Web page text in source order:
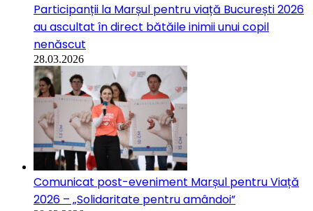
Participanții la Marșul pentru viață București 2026
au ascultat în direct bătăile inimii unui copil
nenăscut
28.03.2026
Comunicat post-eveniment Marșul pentru Viață
2026 – „Solidaritate pentru amândoi”